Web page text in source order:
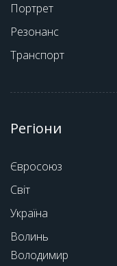
Портрет
Резонанс
Транспорт
Регіони
Євросоюз
Світ
Україна
Волинь
Володимир